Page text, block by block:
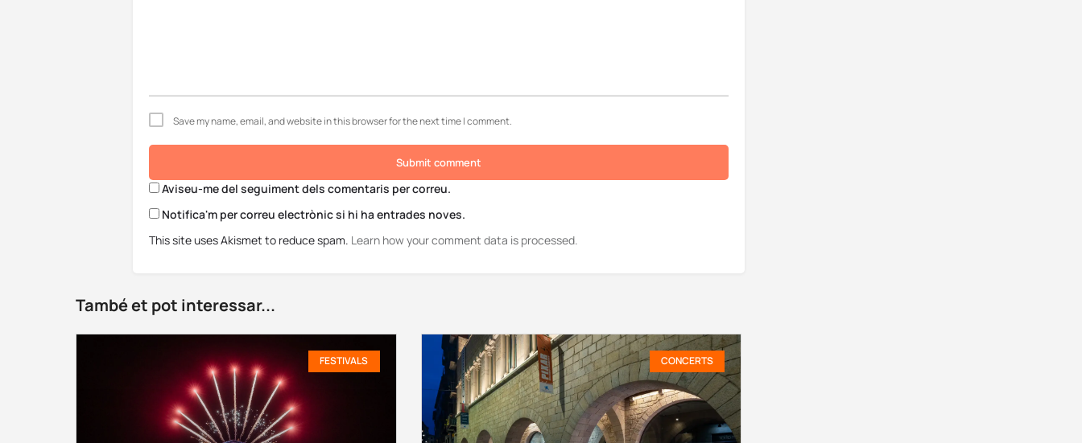
Save my name, email, and website in this browser for the next time I comment.
Submit comment
Aviseu-me del seguiment dels comentaris per correu.
Notifica'm per correu electrònic si hi ha entrades noves.
This site uses Akismet to reduce spam. Learn how your comment data is processed.
També et pot interessar...
FESTIVALS CONCERTS